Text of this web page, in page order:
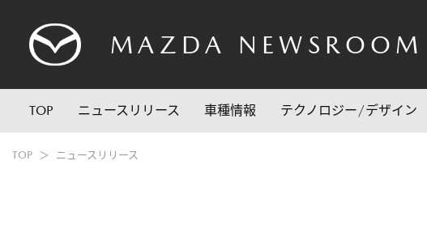
MAZDA NEWSROOM
TOP ニュースリリース 車種情報 テクノロジー/デザイン
TOP ニュースリリース